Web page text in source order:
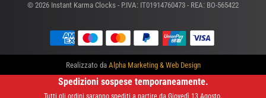
© 2026 Instant Karma Clocks - P.IVA: IT01914760473 - REA: BO-565422
Realizzato da Alpha Marketing & Web Design
Spedizioni sospese temporaneamente.
Tutti gli ordini saranno spediti a partire da Giovedì 13 Agosto.